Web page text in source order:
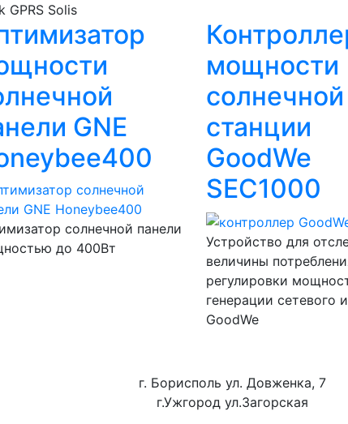
GPRS Solis
GNE
солнечной панели
до 400Вт
мощности
солнечной
станции
GoodWe
SEC1000
Устройство для
величины
регулировки
генерации сетевого
GoodWe
г. Борисполь ул. Довженка, 7
г.Ужгород ул.Загорская